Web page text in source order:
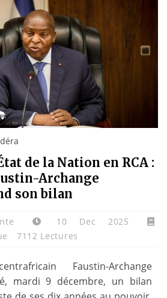
de la Nation en RCA :
Archange
son bilan
10 Dec 2025
7112 Lectures
Faustin-Archange
mardi 9 décembre, un bilan